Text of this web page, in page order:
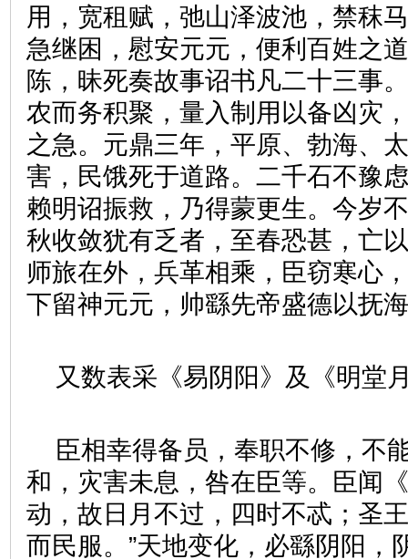
用，宽租赋，弛山泽波池，禁秣
急继困，慰安元元，便利百姓之
陈，昧死奏故事诏书凡二十三事
农而务积聚，量入制用以备凶灾
之急。元鼎三年，平原、勃海、
害，民饿死于道路。二千石不豫
赖明诏振救，乃得蒙更生。今岁
秋收敛犹有乏者，至春恐甚，亡
师旅在外，兵革相乘，臣窃寒心
下留神元元，帅繇先帝盛德以抚
又数表采《易阴阳》及《明
臣相幸得备员，奉职不修，不
和，灾害未息，咎在臣等。臣闻
动，故日月不过，四时不忒；圣
而民服。”天地变化，必繇阴阳，